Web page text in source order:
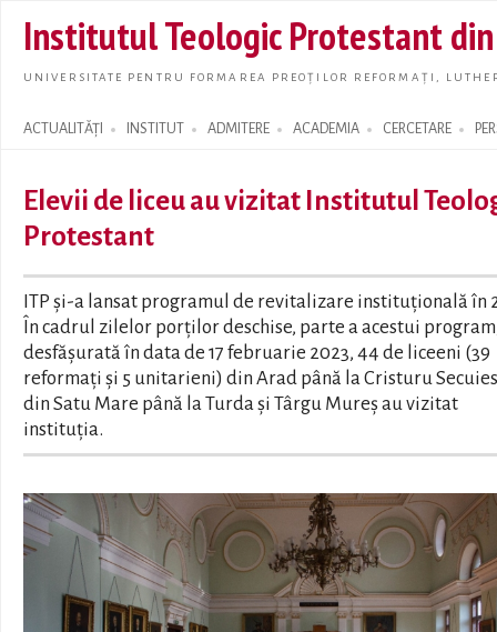
main
Institutul Teologic Protestant
UNIVERSITATE PENTRU FORMAREA PREOȚILOR REFORMAȚI,
ACTUALITĂȚI INSTITUT ADMITERE ACADEMIA CERCETARE
Search form
Elevii de liceu au vizitat Institutul
Protestant
ITP și-a lansat programul de revitalizare instituțională în
În cadrul zilelor porților deschise, parte a acestui
desfășurată în data de 17 februarie 2023, 44 de liceeni (39
reformați și 5 unitarieni) din Arad până la Cristuru
din Satu Mare până la Turda și Târgu Mureș au vizitat
instituția.